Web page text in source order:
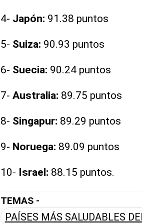
4- Japón: 91.38 puntos
5- Suiza: 90.93 puntos
6- Suecia: 90.24 puntos
7- Australia: 89.75 puntos
8- Singapur: 89.29 puntos
9- Noruega: 89.09 puntos
10- Israel: 88.15 puntos.
TEMAS -
PAÍSES MÁS SALUDABLES